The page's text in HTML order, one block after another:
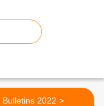
Bulletins 2022 >